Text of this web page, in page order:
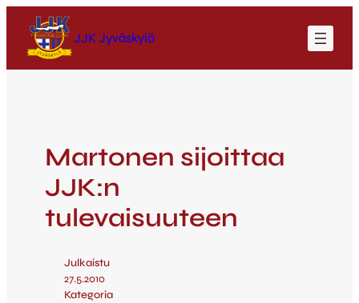
JJK Jyväskylä
Martonen sijoittaa
JJK:n
tulevaisuuteen
Julkaistu
27.5.2010
Kategoria